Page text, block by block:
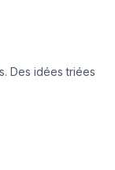
Des idées triées